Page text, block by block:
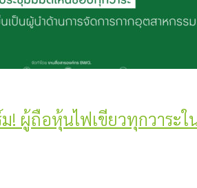
! ผู้ถือหุ้นไฟเขียวทุกวาระ